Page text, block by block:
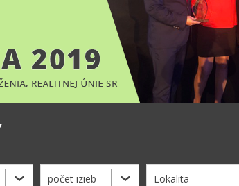
počet izieb Lokalita